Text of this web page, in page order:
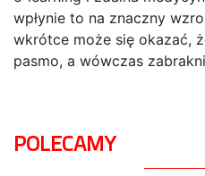
wpłynie to na znaczny
wkrótce może się okazać,
pasmo, a wówczas
POLECAMY